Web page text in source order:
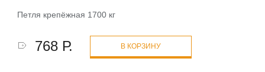
Петля крепёжная 1700 кг
768 Р. В КОРЗИНУ